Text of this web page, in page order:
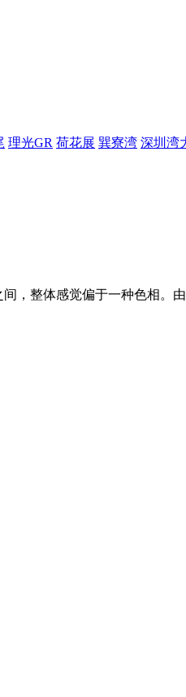
理光GR 荷花展 巽寮湾 深圳湾
，整体感觉偏于一种色相。